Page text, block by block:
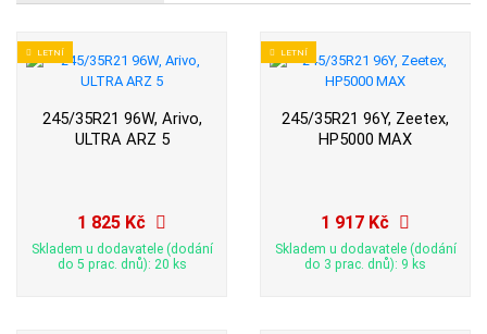
LETNÍ
245/35R21 96W, Arivo,
ULTRA ARZ 5
1 825 Kč
Skladem u dodavatele (dodání
do 5 prac. dnů): 20 ks
LETNÍ
245/35R21 96Y, Zeetex,
HP5000 MAX
1 917 Kč
Skladem u dodavatele (dodání
do 3 prac. dnů): 9 ks